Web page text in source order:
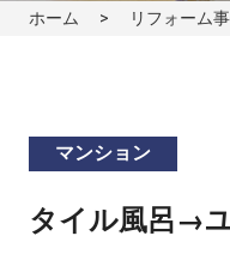
ホーム リフォーム
マンション
タイル風呂→